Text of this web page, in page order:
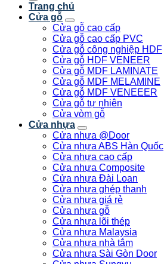
Trang chủ
Cửa gỗ
Cửa gỗ cao cấp
Cửa gỗ cao cấp PVC
Cửa gỗ công nghiệp HDF
Cửa gỗ HDF VENEER
Cửa gỗ MDF LAMINATE
Cửa gỗ MDF MELAMINE
Cửa gỗ MDF VENEEER
Cửa gỗ tự nhiên
Cửa vòm gỗ
Cửa nhựa
Cửa nhựa @Door
Cửa nhựa ABS Hàn Quốc
Cửa nhựa cao cấp
Cửa nhựa Composite
Cửa nhựa Đài Loan
Cửa nhựa ghép thanh
Cửa nhựa giá rẻ
Cửa nhựa gỗ
Cửa nhựa lõi thép
Cửa nhựa Malaysia
Cửa nhựa nhà tắm
Cửa nhựa Sài Gòn Door